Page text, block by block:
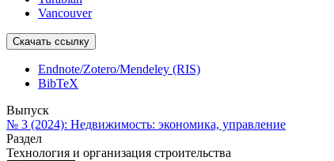
Vancouver
Скачать ссылку
Endnote/Zotero/Mendeley (RIS)
BibTeX
Выпуск
№ 3 (2024): Недвижимость: экономика, управление
Раздел
Технология и организация строительства